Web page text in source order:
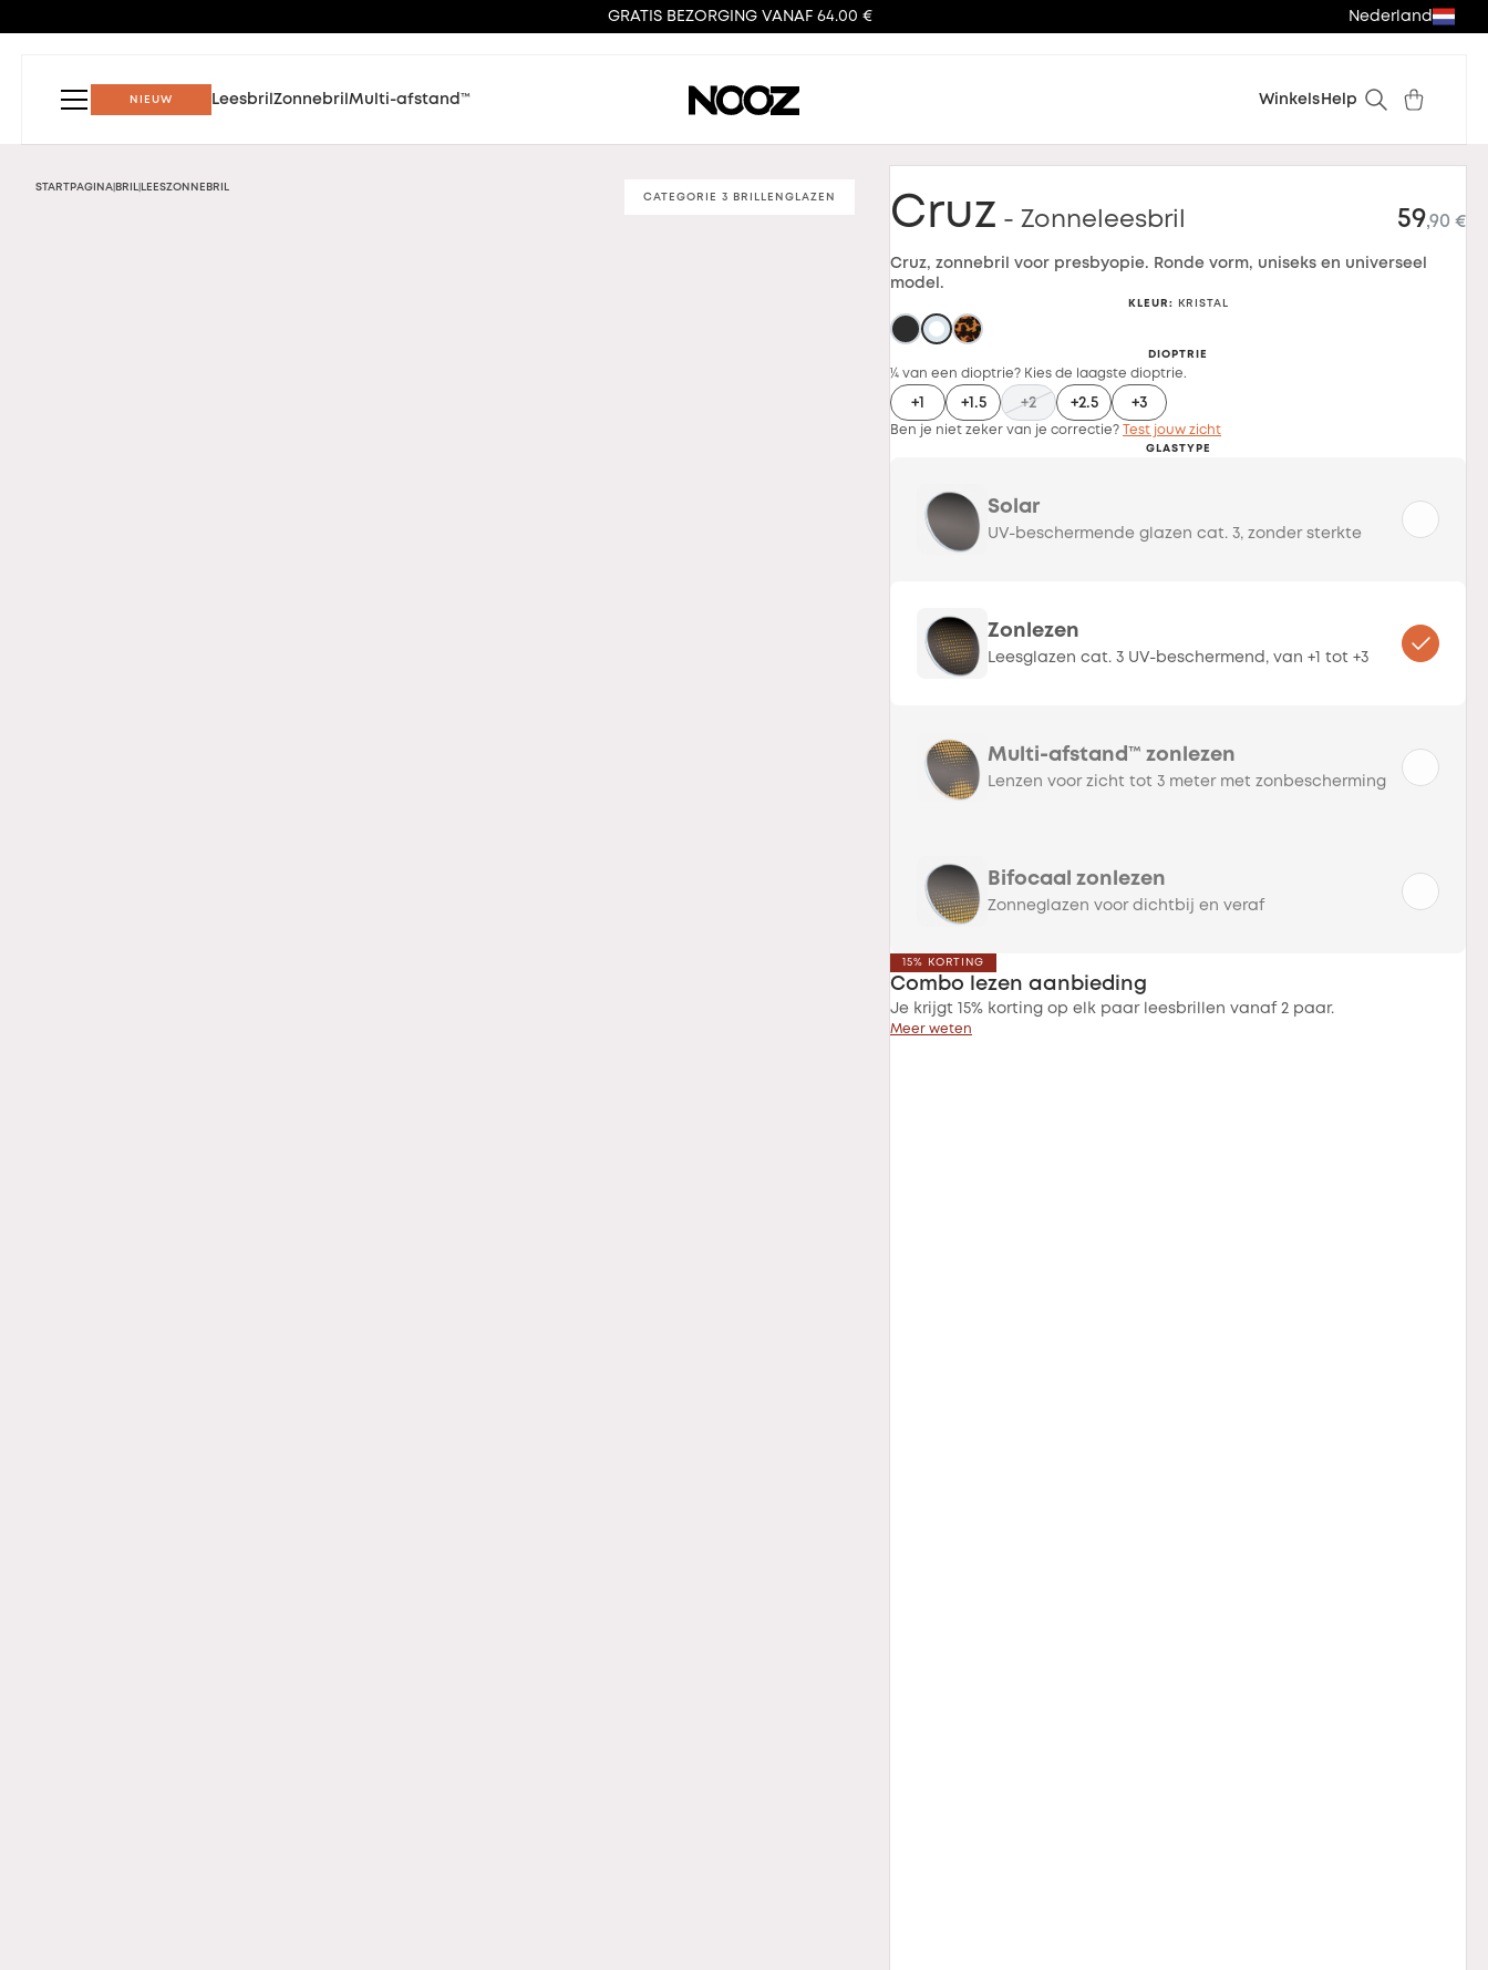
GRATIS BEZORGING VANAF 64.00 € Nederland
NIEUW Leesbril Zonnebril Multi-afstand™ Winkels Help
STARTPAGINA BRIL LEESZONNEBRIL
CATEGORIE 3 BRILLENGLAZEN
Cruz - Zonneleesbril 59,90 €
Cruz, zonnebril voor presbyopie. Ronde vorm, uniseks en universeel
model.
KLEUR : KRISTAL
DIOPTRIE
¼ van een dioptrie? Kies de laagste dioptrie.
+1 +1.5 +2 +2.5 +3
Ben je niet zeker van je correctie? Test jouw zicht
GLASTYPE
Solar
UV-beschermende glazen cat. 3, zonder sterkte
Zonlezen
Leesglazen cat. 3 UV-beschermend, van +1 tot +3
Multi-afstand™ zonlezen
Lenzen voor zicht tot 3 meter met zonbescherming
Bifocaal zonlezen
Zonneglazen voor dichtbij en veraf
15% KORTING
Combo lezen aanbieding
Je krijgt 15% korting op elk paar leesbrillen vanaf 2 paar.
Meer weten